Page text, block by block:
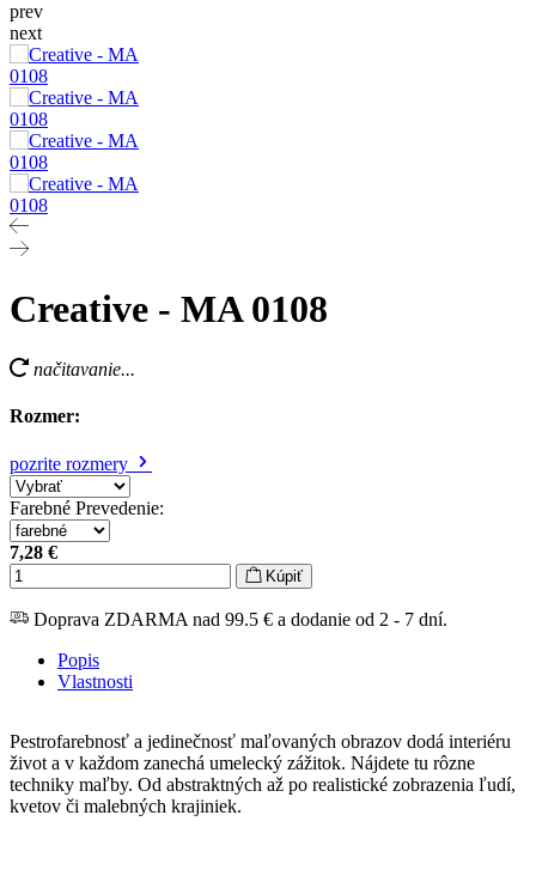
prev
next
Creative - MA 0108
načitavanie...
Rozmer:
pozrite rozmery
Farebné Prevedenie:
7,28 €
Kúpiť
Doprava ZDARMA nad 99.5 € a dodanie od 2 - 7 dní.
Popis
Vlastnosti
Pestrofarebnosť a jedinečnosť maľovaných obrazov dodá interiéru
život a v každom zanechá umelecký zážitok. Nájdete tu rôzne
techniky maľby. Od abstraktných až po realistické zobrazenia ľudí,
kvetov či malebných krajiniek.